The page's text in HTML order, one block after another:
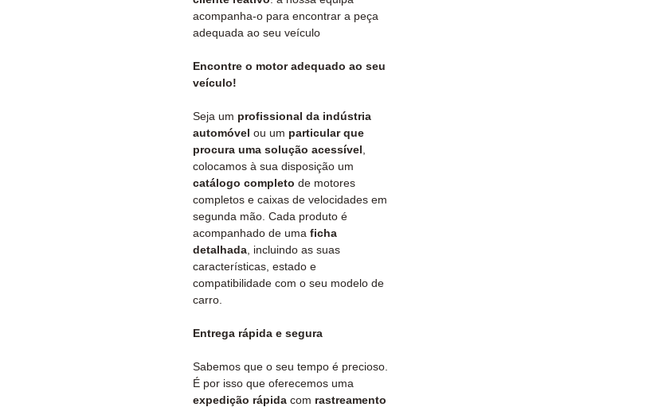
acompanha-o para encontrar a peça
adequada ao seu veículo
Encontre o motor adequado ao seu
veículo!
Seja um profissional da indústria
automóvel ou um particular que
procura uma solução acessível
colocamos à sua disposição um
catálogo completo de motores
completos e caixas de velocidades em
segunda mão. Cada produto é
acompanhado de uma ficha
detalhada , incluindo as suas
características, estado e
compatibilidade com o seu modelo de
carro.
Entrega rápida e segura
Sabemos que o seu tempo é precioso.
É por isso que oferecemos uma
expedição rápida com rastreamento